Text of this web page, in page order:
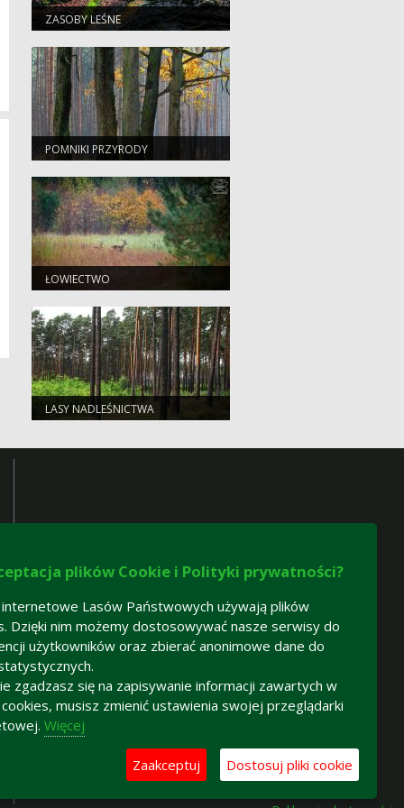
ZASOBY LEŚNE
POMNIKI PRZYRODY
ŁOWIECTWO
LASY NADLEŚNICTWA
plików Cookie i Polityki prywatności?
Lasów Państwowych używają plików
Dzięki nim możemy dostosowywać nasze serwisy do
użytkowników oraz zbierać anonimowe dane do
zgadzasz się na zapisywanie informacji zawartych w
cookies, musisz zmienić ustawienia swojej przeglądarki
Więcej
Zaakceptuj Dostosuj pliki cookie